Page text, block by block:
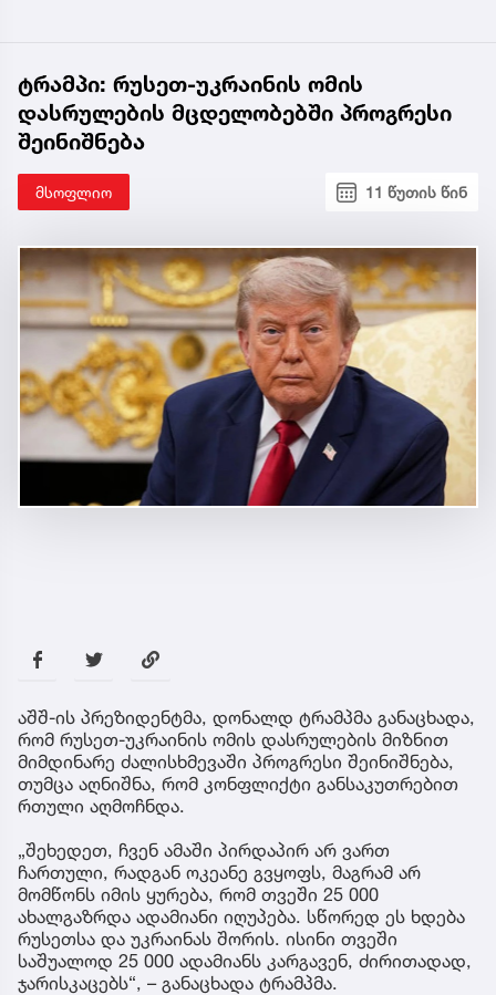
ტრამპი: რუსეთ-უკრაინის ომის
დასრულების მცდელობებში პროგრესი
შეინიშნება
მსოფლიო 11 წუთის წინ
აშშ-ის პრეზიდენტმა, დონალდ ტრამპმა განაცხადა,
რომ რუსეთ-უკრაინის ომის დასრულების მიზნით
მიმდინარე ძალისხმევაში პროგრესი შეინიშნება,
თუმცა აღნიშნა, რომ კონფლიქტი განსაკუთრებით
რთული აღმოჩნდა.
„შეხედეთ, ჩვენ ამაში პირდაპირ არ ვართ
ჩართული, რადგან ოკეანე გვყოფს, მაგრამ არ
მომწონს იმის ყურება, რომ თვეში 25 000
ახალგაზრდა ადამიანი იღუპება. სწორედ ეს ხდება
რუსეთსა და უკრაინას შორის. ისინი თვეში
საშუალოდ 25 000 ადამიანს კარგავენ, ძირითადად,
ჯარისკაცებს“, – განაცხადა ტრამპმა.